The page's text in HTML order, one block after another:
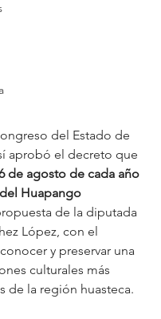
del Estado de
aprobó el decreto que
de agosto de cada año
Huapango
de la diputada
López, con el
y preservar una
culturales más
de la región huasteca.